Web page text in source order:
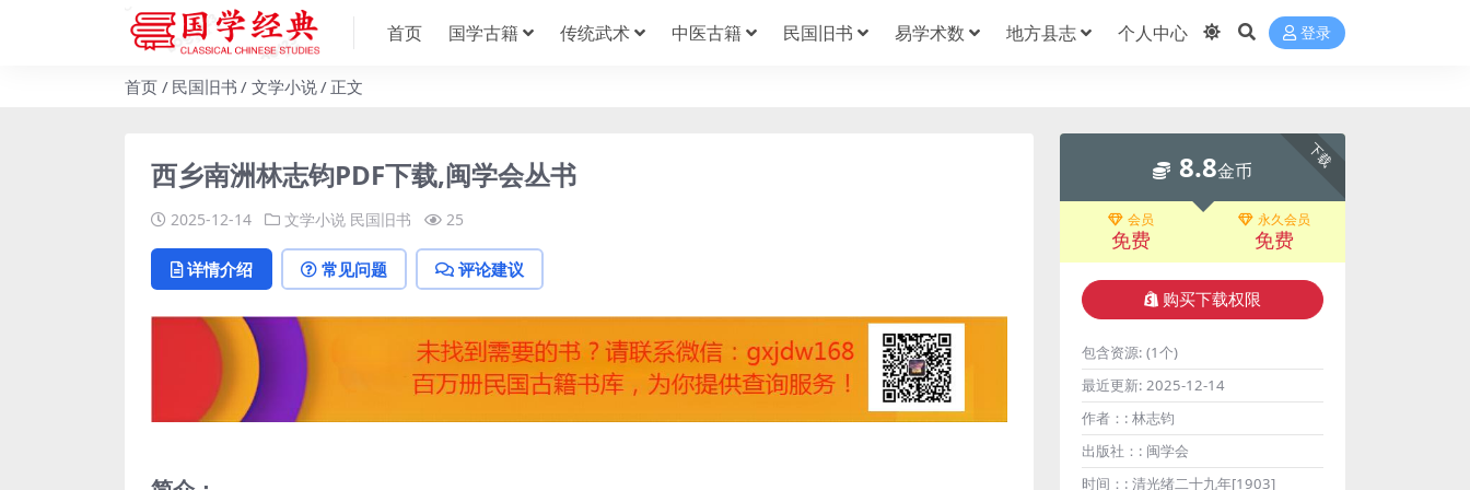
首页 国学古籍 传统武术 中医古籍 民国旧书 易学术数 地方县志 个人中心 登录
首页 民国旧书 文学小说 正文
西乡南洲林志钧PDF下载,闽学会丛书
2025-12-14 文学小说 民国旧书 25
详情介绍 常见问题 评论建议
下载
8.8金币
会员
免费
永久会员
免费
购买下载权限
包含资源: (1个)
最近更新: 2025-12-14
作者：: 林志钧
出版社：: 闽学会
时间：: 清光绪二十九年[1903]